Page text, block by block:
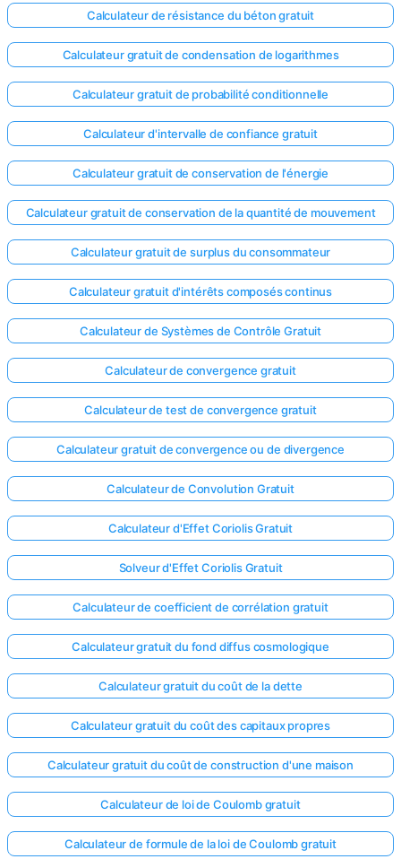
Calculateur de résistance du béton gratuit
Calculateur gratuit de condensation de logarithmes
Calculateur gratuit de probabilité conditionnelle
Calculateur d'intervalle de confiance gratuit
Calculateur gratuit de conservation de l'énergie
Calculateur gratuit de conservation de la quantité de mouvement
Calculateur gratuit de surplus du consommateur
Calculateur gratuit d'intérêts composés continus
Calculateur de Systèmes de Contrôle Gratuit
Calculateur de convergence gratuit
Calculateur de test de convergence gratuit
Calculateur gratuit de convergence ou de divergence
Calculateur de Convolution Gratuit
Calculateur d'Effet Coriolis Gratuit
Solveur d'Effet Coriolis Gratuit
Calculateur de coefficient de corrélation gratuit
Calculateur gratuit du fond diffus cosmologique
Calculateur gratuit du coût de la dette
Calculateur gratuit du coût des capitaux propres
Calculateur gratuit du coût de construction d'une maison
Calculateur de loi de Coulomb gratuit
Calculateur de formule de la loi de Coulomb gratuit